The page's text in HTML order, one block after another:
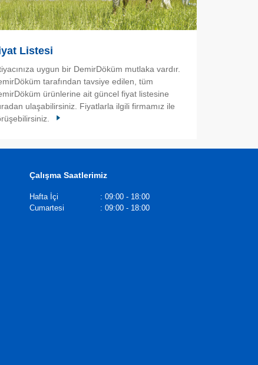
Listesi
uygun bir DemirDöküm mutlaka vardır.
tarafından tavsiye edilen, tüm
ürünlerine ait güncel fiyat listesine
ulaşabilirsiniz. Fiyatlarla ilgili firmamız ile
Çalışma Saatlerimiz
Hafta İçi : 09:00 - 18:00
Cumartesi
: 09:00 - 18:00